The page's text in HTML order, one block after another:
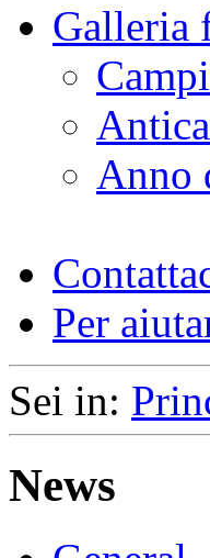
Galleria
Anno
Per
Sei in:
News